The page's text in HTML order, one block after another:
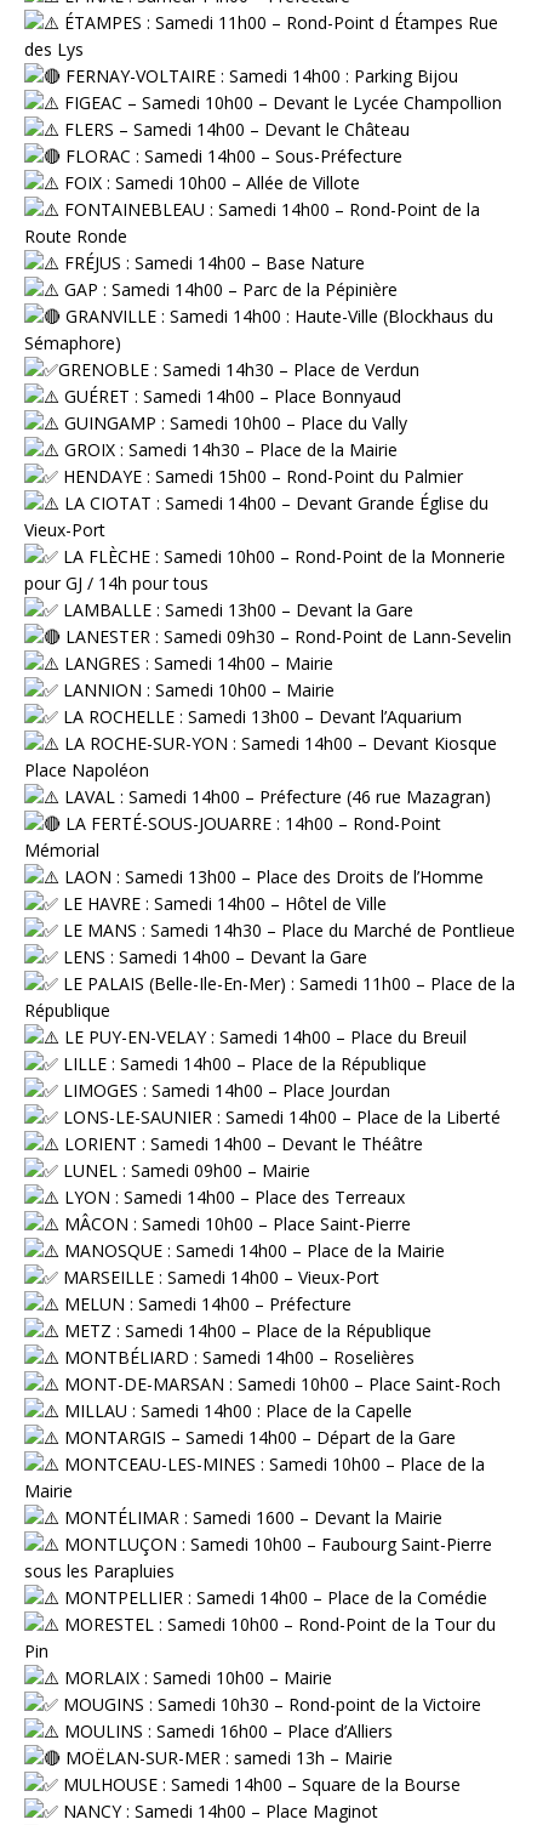
ÉTAMPES : Samedi 11h00 – Rond-Point d Étampes Rue
des Lys
FERNAY-VOLTAIRE : Samedi 14h00 : Parking Bijou
FIGEAC – Samedi 10h00 – Devant le Lycée Champollion
FLERS – Samedi 14h00 – Devant le Château
FLORAC : Samedi 14h00 – Sous-Préfecture
FOIX : Samedi 10h00 – Allée de Villote
FONTAINEBLEAU : Samedi 14h00 – Rond-Point de la
Route Ronde
FRÉJUS : Samedi 14h00 – Base Nature
GAP : Samedi 14h00 – Parc de la Pépinière
GRANVILLE : Samedi 14h00 : Haute-Ville (Blockhaus du
Sémaphore)
GRENOBLE : Samedi 14h30 – Place de Verdun
GUÉRET : Samedi 14h00 – Place Bonnyaud
GUINGAMP : Samedi 10h00 – Place du Vally
GROIX : Samedi 14h30 – Place de la Mairie
HENDAYE : Samedi 15h00 – Rond-Point du Palmier
LA CIOTAT : Samedi 14h00 – Devant Grande Église du
Vieux-Port
⁠ LA FLÈCHE : Samedi 10h00 – Rond-Point de la Monnerie
pour GJ / 14h pour tous
LAMBALLE : Samedi 13h00 – Devant la Gare
LANESTER : Samedi 09h30 – Rond-Point de Lann-Sevelin
LANGRES : Samedi 14h00 – Mairie
LANNION : Samedi 10h00 – Mairie
LA ROCHELLE : Samedi 13h00 – Devant l’Aquarium
LA ROCHE-SUR-YON : Samedi 14h00 – Devant Kiosque
Place Napoléon
LAVAL : Samedi 14h00 – Préfecture (46 rue Mazagran)
LA FERTÉ-SOUS-JOUARRE : 14h00 – Rond-Point
Mémorial
LAON : Samedi 13h00 – Place des Droits de l’Homme
⁠ LE HAVRE : Samedi 14h00 – Hôtel de Ville
⁠ LE MANS : Samedi 14h30 – Place du Marché de Pontlieue
LENS : Samedi 14h00 – Devant la Gare
LE PALAIS (Belle-Ile-En-Mer) : Samedi 11h00 – Place de la
République
LE PUY-EN-VELAY : Samedi 14h00 – Place du Breuil
LILLE : Samedi 14h00 – Place de la République
LIMOGES : Samedi 14h00 – Place Jourdan
LONS-LE-SAUNIER : Samedi 14h00 – Place de la Liberté
LORIENT : Samedi 14h00 – Devant le Théâtre
LUNEL : Samedi 09h00 – Mairie
LYON : Samedi 14h00 – Place des Terreaux
MÂCON : Samedi 10h00 – Place Saint-Pierre
MANOSQUE : Samedi 14h00 – Place de la Mairie
MARSEILLE : Samedi 14h00 – Vieux-Port
MELUN : Samedi 14h00 – Préfecture
METZ : Samedi 14h00 – Place de la République
MONTBÉLIARD : Samedi 14h00 – Roselières
MONT-DE-MARSAN : Samedi 10h00 – Place Saint-Roch
MILLAU : Samedi 14h00 : Place de la Capelle
MONTARGIS – Samedi 14h00 – Départ de la Gare
MONTCEAU-LES-MINES : Samedi 10h00 – Place de la
Mairie
MONTÉLIMAR : Samedi 1600 – Devant la Mairie
MONTLUÇON : Samedi 10h00 – Faubourg Saint-Pierre
sous les Parapluies
MONTPELLIER : Samedi 14h00 – Place de la Comédie
MORESTEL : Samedi 10h00 – Rond-Point de la Tour du
Pin
MORLAIX : Samedi 10h00 – Mairie
MOUGINS : Samedi 10h30 – Rond-point de la Victoire
MOULINS : Samedi 16h00 – Place d’Alliers
MOËLAN-SUR-MER : samedi 13h – Mairie
MULHOUSE : Samedi 14h00 – Square de la Bourse
NANCY : Samedi 14h00 – Place Maginot